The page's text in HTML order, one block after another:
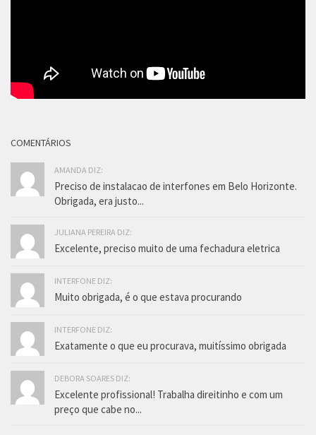
COMENTÁRIOS
AMANDA DIZ:
Preciso de instalacao de interfones em Belo Horizonte.
Obrigada, era justo...
JULIANA PEREIRA DIZ:
Excelente, preciso muito de uma fechadura eletrica
INTERFONE DIZ:
Muito obrigada, é o que estava procurando
INTERFONE DIZ:
Exatamente o que eu procurava, muitíssimo obrigada
DEBORA SOARES DIZ:
Excelente profissional! Trabalha direitinho e com um
preço que cabe no...